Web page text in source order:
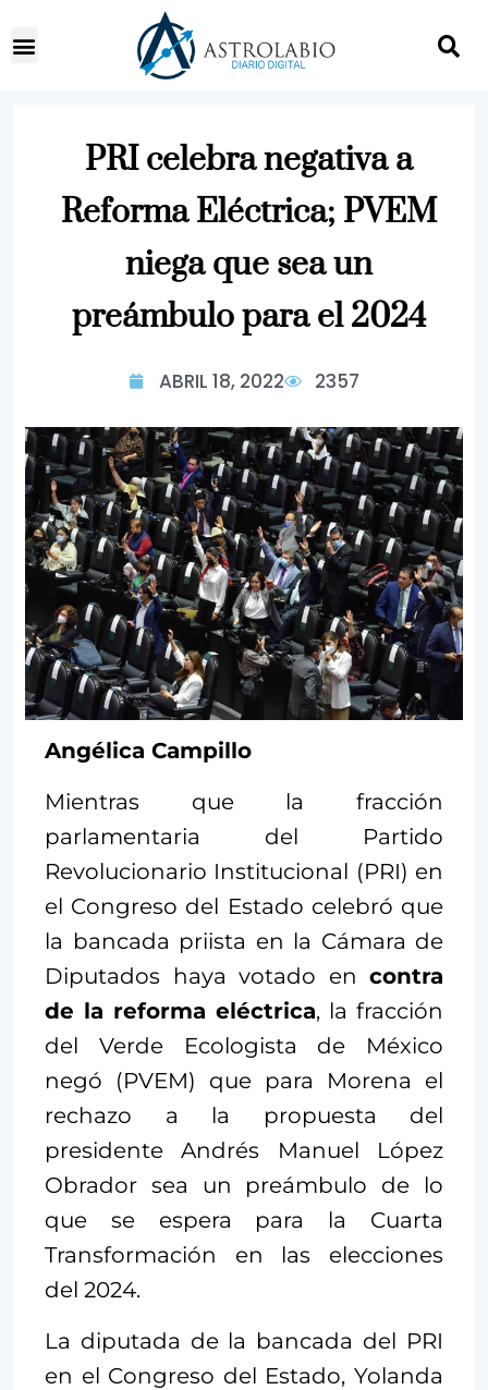
PRI celebra negativa a
Reforma Eléctrica; PVEM
niega que sea un
preámbulo para el 2024
ABRIL 18, 2022 2357
Angélica Campillo
Mientras que la fracción
parlamentaria del Partido
Revolucionario Institucional (PRI) en
el Congreso del Estado celebró que
la bancada priista en la Cámara de
Diputados haya votado en contra
de la reforma eléctrica, la fracción
del Verde Ecologista de México
negó (PVEM) que para Morena el
rechazo a la propuesta del
presidente Andrés Manuel López
Obrador sea un preámbulo de lo
que se espera para la Cuarta
Transformación en las elecciones
del 2024.
La diputada de la bancada del PRI
en el Congreso del Estado, Yolanda